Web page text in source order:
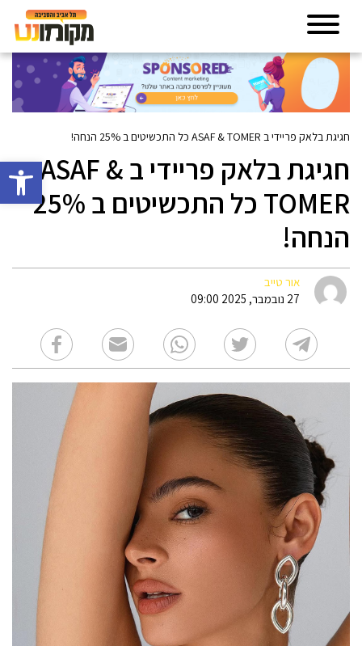
פתח
חגיגת בלאק פריידי ב ASAF & TOMER כל התכשיטים ב 25% הנחה!
חגיגת בלאק פריידי ב ASAF &
TOMER כל התכשיטים ב 25%
הנחה!
אור טייב
27 נובמבר, 2025 09:00